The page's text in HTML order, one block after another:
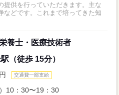
提供を行っていただきます。主な
などです。これまで培ってきた知
養士・医療技術者
（徒歩 15分）
交通費一部支給
10：30〜19：30